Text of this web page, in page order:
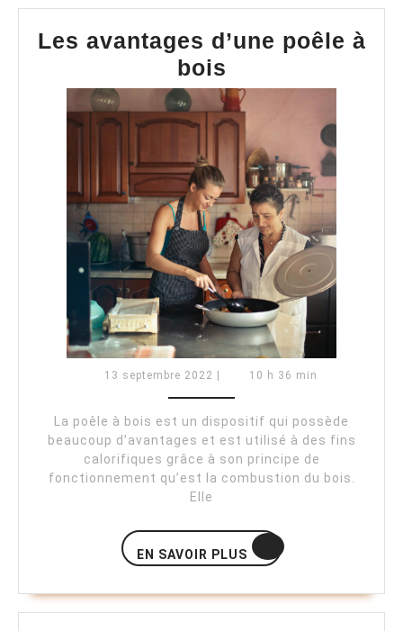
Les avantages d’une poêle à
bois
avantages
d’une
poêle
à
bois
13 septembre 2022 13
10 h 36 min
La poêle à bois est un dispositif qui possède
beaucoup d’avantages et est utilisé à des fins
calorifiques grâce à son principe de
fonctionnement qu’est la combustion du bois.
Elle
EN SAVOIR PLUS
EN
SAVOIR